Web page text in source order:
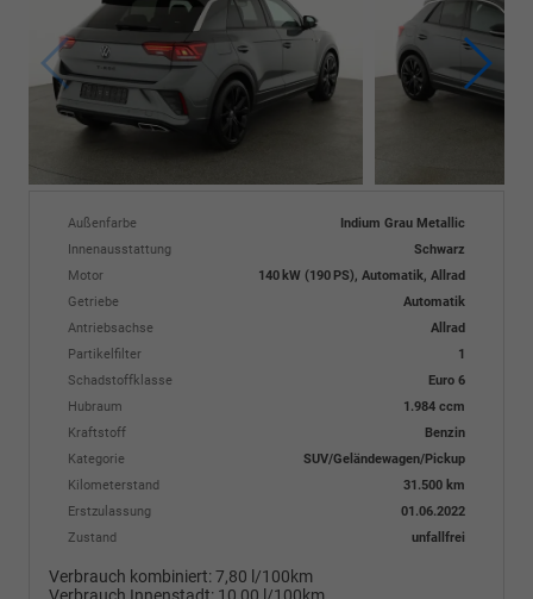
Außenfarbe
Indium Grau Metallic
Innenausstattung
Schwarz
Motor
140 kW (190 PS), Automatik, Allrad
Getriebe
Automatik
Antriebsachse
Allrad
Partikelfilter
1
Schadstoffklasse
Euro 6
Hubraum
1.984 ccm
Kraftstoff
Benzin
Kategorie
SUV/Geländewagen/Pickup
Kilometerstand
31.500 km
Erstzulassung
01.06.2022
Zustand
unfallfrei
Verbrauch kombiniert:7,80 l/100km